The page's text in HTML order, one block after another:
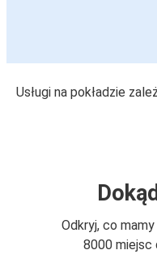
Usługi na pokładzie
Odkryj, co
8000 miejsc